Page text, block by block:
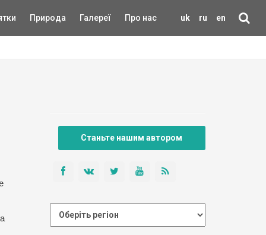
uk ru en
Природа Галереї Про нас
Станьте нашим автором